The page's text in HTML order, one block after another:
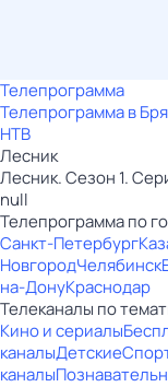
Телепрограмма
Телепрограмма в
НТВ
Лесник
Лесник. Сезон 1.
null
Телепрограмма по
Санкт-Петербург
НовгородЧелябинск
на-ДонуКраснодар
Телеканалы по
Кино и сериалы
каналыДетские
каналы